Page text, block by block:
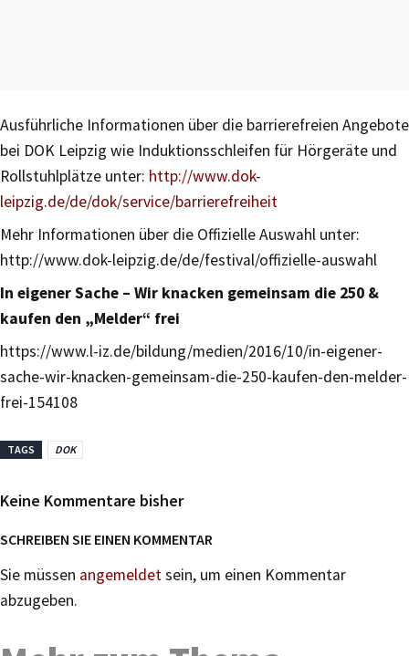
Ausführliche Informationen über die barrierefreien Angebote
bei DOK Leipzig wie Induktionsschleifen für Hörgeräte und
Rollstuhlplätze unter: http://www.dok-
leipzig.de/de/dok/service/barrierefreiheit
Mehr Informationen über die Offizielle Auswahl unter:
http://www.dok-leipzig.de/de/festival/offizielle-auswahl
In eigener Sache – Wir knacken gemeinsam die 250 &
kaufen den „Melder“ frei
https://www.l-iz.de/bildung/medien/2016/10/in-eigener-
sache-wir-knacken-gemeinsam-die-250-kaufen-den-melder-
frei-154108
TAGS DOK
Keine Kommentare bisher
SCHREIBEN SIE EINEN KOMMENTAR
Sie müssen angemeldetsein, um einen Kommentar
abzugeben.